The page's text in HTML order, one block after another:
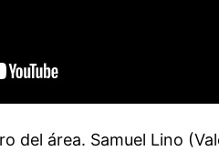
área. Samuel Lino